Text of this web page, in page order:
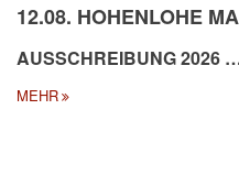
12.08. HOHENLOHE
AUSSCHREIBUNG 2026
MEHR